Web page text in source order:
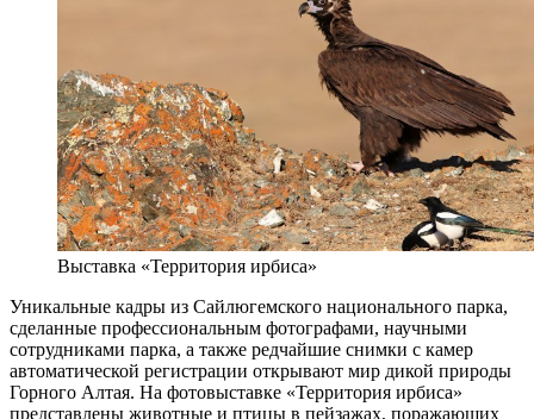
Выставка «Территория ирбиса»
Уникальные кадры из Сайлюгемского национального парка,
сделанные профессиональным фотографами, научными
сотрудниками парка, а также редчайшие снимки с камер
автоматической регистрации открывают мир дикой природы
Горного Алтая. На фотовыставке «Территория ирбиса»
представлены животные и птицы в пейзажах, поражающих